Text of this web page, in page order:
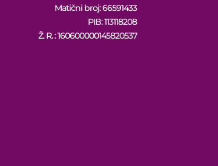
Matični broj: 66591433
PIB: 113118208
Ž. R. : 160600000145820537